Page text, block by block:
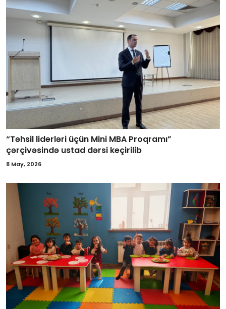
“Təhsil liderləri üçün Mini MBA Proqramı”
çərçivəsində ustad dərsi keçirilib
8 May, 2026